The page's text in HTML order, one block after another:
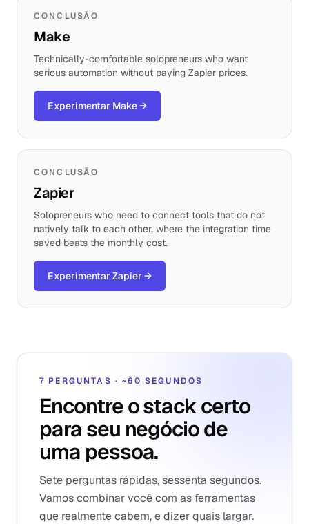
CONCLUSÃO
Make
Technically-comfortable solopreneurs who want
serious automation without paying Zapier prices.
Experimentar Make→
CONCLUSÃO
Zapier
Solopreneurs who need to connect tools that do not
natively talk to each other, where the integration time
saved beats the monthly cost.
Experimentar Zapier →
7 PERGUNTAS · ~60 SEGUNDOS
Encontre o stack certo
para seu negócio de
uma pessoa.
Sete perguntas rápidas, sessenta segundos.
Vamos combinar você com as ferramentas
que realmente cabem, e dizer quais largar.